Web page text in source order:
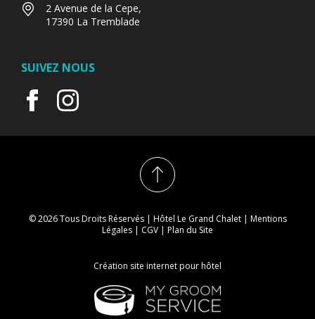
2 Avenue de la Cepe,
17390 La Tremblade
SUIVEZ NOUS
© 2026 Tous Droits Réservés | Hôtel Le Grand Chalet | Mentions
Légales | CGV | Plan du Site
Création site internet pour hôtel